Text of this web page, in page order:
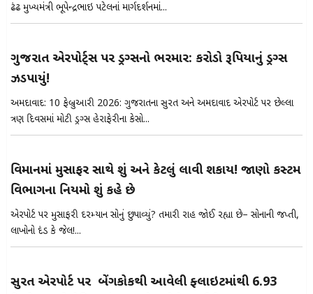
ઢંઢ મુખ્યમંત્રી ભૂપેન્દ્રભાઇ પટેલનાં માર્ગદર્શનમાં...
ગુજરાત એરપોર્ટ્સ પર ડ્રગ્સનો ભરમાર: કરોડો રૂપિયાનું ડ્રગ્સ
ઝડપાયું!
અમદાવાદ: 10 ફેબ્રુઆરી 2026: ગુજરાતના સુરત અને અમદાવાદ એરપોર્ટ પર છેલ્લા
ત્રણ દિવસમાં મોટી ડ્રગ્સ હેરાફેરીના કેસો...
વિમાનમાં મુસાફરી સાથે શું અને કેટલું લાવી શકાય! જાણો કસ્ટમ
વિભાગના નિયમો શું કહે છે
એરપોર્ટ પર મુસાફરી દરમ્યાન સોનું છુપાવ્યું? તમારી રાહ જોઈ રહ્યા છે– સોનાની જપ્તી,
લાખોનો દંડ કે જેલ!...
સુરત એરપોર્ટ પર બેંગકોકથી આવેલી ફ્લાઇટમાંથી 6.93